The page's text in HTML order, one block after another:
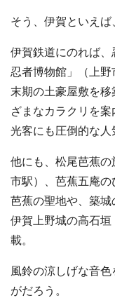
そう、伊賀といえば
伊賀鉄道にのれば
忍者博物館」（上
末期の土豪屋敷を
ざまなカラクリを
光客にも圧倒的な人
他にも、松尾芭蕉
市駅）、芭蕉五庵
芭蕉の聖地や、築
伊賀上野城の高石
載。
風鈴の涼しげな音
がだろう。